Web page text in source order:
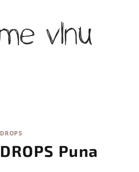
DROPS
DROPS Puna